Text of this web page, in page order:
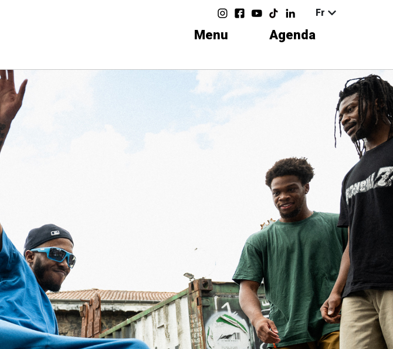
Fr
Menu Agenda